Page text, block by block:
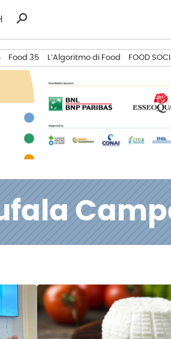
Ricerca
search
Food 35 L’Algoritmo di Food FOOD